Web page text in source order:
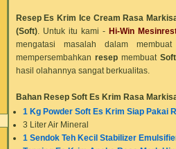
Resep Es Krim Ice Cream Rasa
(Soft). Untuk itu kami -Hi-Win
mengatasi masalah dalam
mempersembahkan resepmembuat Soft
hasil olahannya sangat berkualitas.
Bahan Resep Soft Es Krim Rasa
1 Kg Powder Soft Es Krim Siap Pakai
3 Liter Air Mineral
1 Sendok Teh Kecil Stabilizer